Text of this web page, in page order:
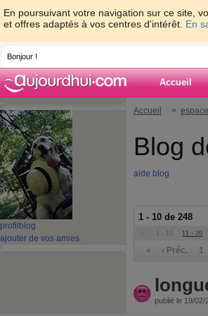
En poursuivant votre navigation sur ce site,
et offres adaptés à vos centres d'intérêt. En
Bonjour !
Accueil
profil blog
ajouter de vos amies
Accueil >
Blog
aide blog
1 - 10 de 248
« 1 - 10 11 - 20
« ‹ Préc. 1
publié le 19/02/